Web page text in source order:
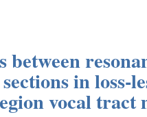
in loss-
vocal tract